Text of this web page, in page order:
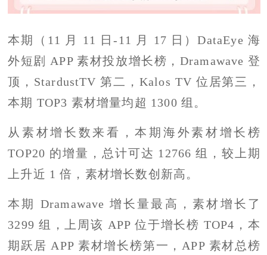
本期（11 月 11 日-11 月 17 日）DataEye 海
外短剧 APP 素材投放增长榜，Dramawave 登
顶，StardustTV 第二，Kalos TV 位居第三，
本期 TOP3 素材增量均超 1300 组。
从素材增长数来看，本期海外素材增长榜
TOP20 的增量，总计可达 12766 组，较上期
上升近 1 倍，素材增长数创新高。
本期 Dramawave 增长量最高，素材增长了
3299 组，上周该 APP 位于增长榜 TOP4，本
期跃居 APP 素材增长榜第一，APP 素材总榜